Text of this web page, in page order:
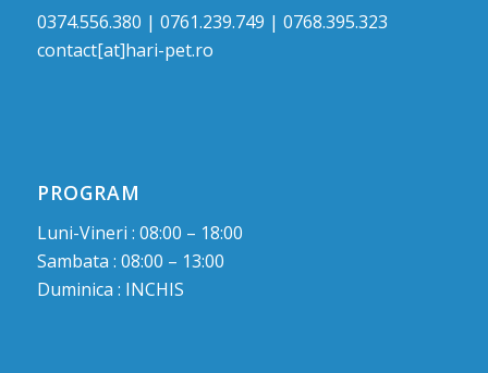
0374.556.380 | 0761.239.749 | 0768.395.323
contact[at]hari-pet.ro
PROGRAM
Luni-Vineri : 08:00 – 18:00
Sambata : 08:00 – 13:00
Duminica : INCHIS